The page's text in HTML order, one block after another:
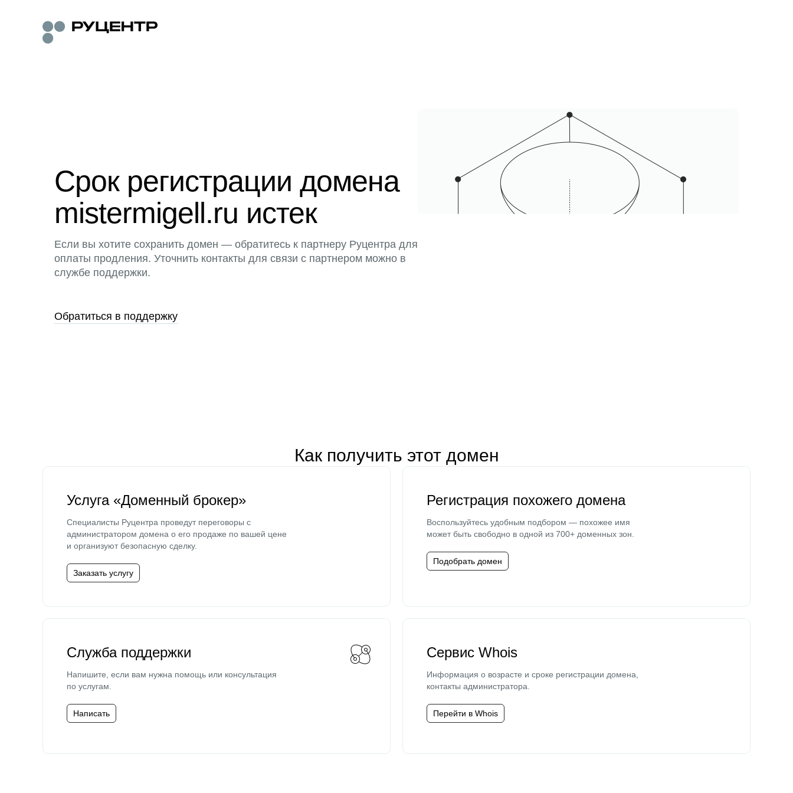
Срок регистрации домена
mistermigell.ru истек
Если вы хотите сохранить домен — обратитесь к партнеру Руцентра для
оплаты продления. Уточнить контакты для связи с партнером можно в
службе поддержки.
Обратиться в поддержку
Как получить этот домен
Услуга «Доменный брокер»
Специалисты Руцентра проведут переговоры с
администратором домена о его продаже по вашей цене
и организуют безопасную сделку.
Заказать услугу
Регистрация похожего домена
Воспользуйтесь удобным подбором — похожее имя
может быть свободно в одной из 700+ доменных зон.
Подобрать домен
Служба поддержки
Напишите, если вам нужна помощь или консультация
по услугам.
Написать
Сервис Whois
Информация о возрасте и сроке регистрации домена,
контакты администратора.
Перейти в Whois